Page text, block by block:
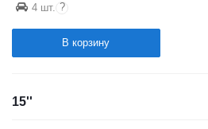
4 шт. ?
В корзину
15''